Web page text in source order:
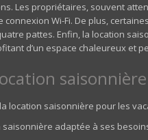
Les propriétaires, souvent
Wi-Fi. De plus,
pattes. Enfin, la location
d’un espace chaleureux et
saisonnière
location saisonnière pour les
adaptée à ses